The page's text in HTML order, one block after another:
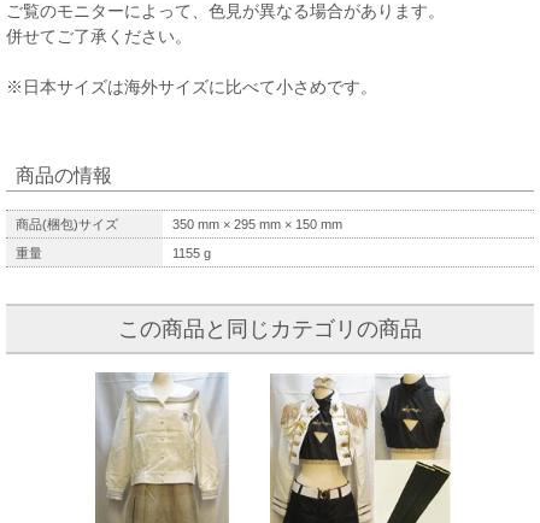
ご覧のモニターによって、色見が異なる場合があります。
併せてご了承ください。
※日本サイズは海外サイズに比べて小さめです。
商品の情報
商品(梱包)サイズ 350 mm × 295 mm × 150 mm
重量
1155 g
この商品と同じカテゴリの商品